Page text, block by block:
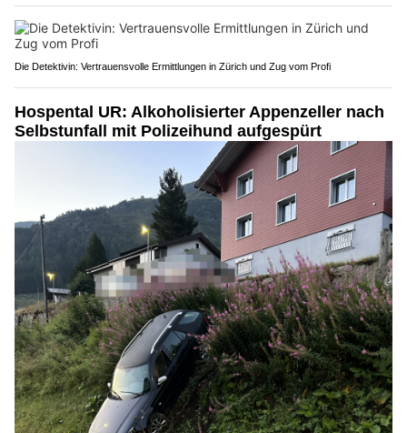
Die Detektivin: Vertrauensvolle Ermittlungen in Zürich und Zug vom Profi
Hospental UR: Alkoholisierter Appenzeller nach
Selbstunfall mit Polizeihund aufgespürt